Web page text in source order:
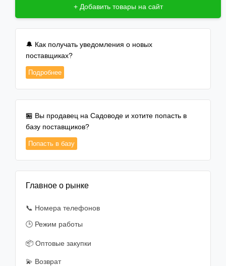
+ Добавить товары на сайт
🔔 Как получать уведомления о новых
поставщиках?
Подробнее
🏪 Вы продавец на Садоводе и хотите попасть в
базу поставщиков?
Попасть в базу
Главное о рынке
📞 Номера телефонов
🕒 Режим работы
📦 Оптовые закупки
💫 Возврат